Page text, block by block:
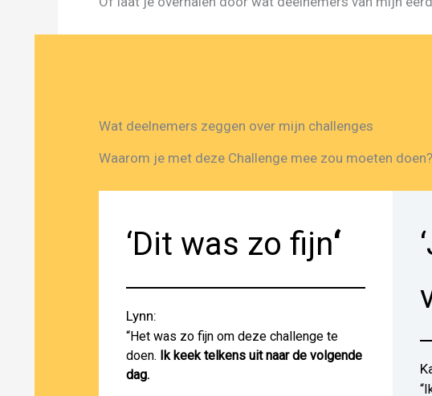
Wat deelnemers zeggen over mijn challenges
Waarom je met deze Challenge mee zou moeten
‘Dit was zo fijn‘
Lynn:
“Het was zo fijn om deze challenge te
doen.
Ik keek telkens uit naar de volgende
dag.